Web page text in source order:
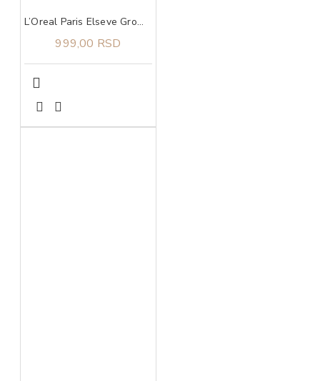
L’Oreal Paris Elseve Growth Booster šampon 200 ml
999,00 RSD